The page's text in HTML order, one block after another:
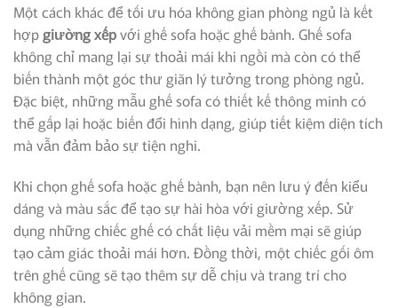
Một cách khác để tối ưu hóa không gian phòng ngủ là kết
hợp giường xếpvới ghế sofa hoặc ghế bành. Ghế sofa
không chỉ mang lại sự thoải mái khi ngồi mà còn có thể
biến thành một góc thư giãn lý tưởng trong phòng ngủ.
Đặc biệt, những mẫu ghế sofa có thiết kế thông minh có
thể gấp lại hoặc biến đổi hình dạng, giúp tiết kiệm diện tích
mà vẫn đảm bảo sự tiện nghi.
Khi chọn ghế sofa hoặc ghế bành, bạn nên lưu ý đến kiểu
dáng và màu sắc để tạo sự hài hòa với giường xếp. Sử
dụng những chiếc ghế có chất liệu vải mềm mại sẽ giúp
tạo cảm giác thoải mái hơn. Đồng thời, một chiếc gối ôm
trên ghế cũng sẽ tạo thêm sự dễ chịu và trang trí cho
không gian.